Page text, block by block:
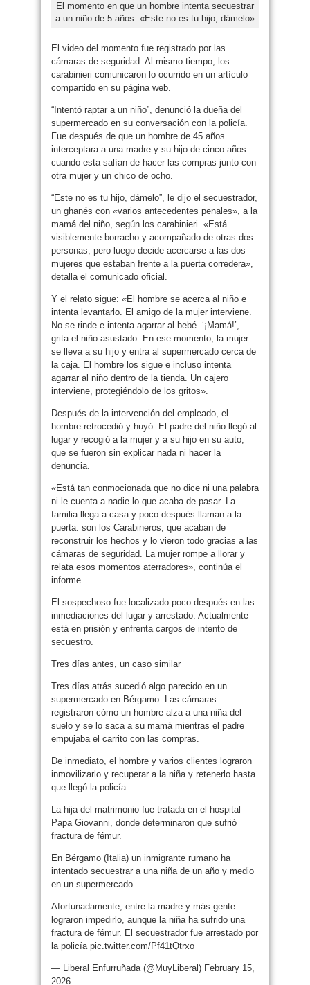
El momento en que un hombre intenta secuestrar
a un niño de 5 años: «Este no es tu hijo, dámelo»
El video del momento fue registrado por las
cámaras de seguridad. Al mismo tiempo, los
carabinieri comunicaron lo ocurrido en un artículo
compartido en su página web.
“Intentó raptar a un niño”, denunció la dueña del
supermercado en su conversación con la policía.
Fue después de que un hombre de 45 años
interceptara a una madre y su hijo de cinco años
cuando esta salían de hacer las compras junto con
otra mujer y un chico de ocho.
“Este no es tu hijo, dámelo”, le dijo el secuestrador,
un ghanés con «varios antecedentes penales», a la
mamá del niño, según los carabinieri. «Está
visiblemente borracho y acompañado de otras dos
personas, pero luego decide acercarse a las dos
mujeres que estaban frente a la puerta corredera»,
detalla el comunicado oficial.
Y el relato sigue: «El hombre se acerca al niño e
intenta levantarlo. El amigo de la mujer interviene.
No se rinde e intenta agarrar al bebé. ‘¡Mamá!’,
grita el niño asustado. En ese momento, la mujer
se lleva a su hijo y entra al supermercado cerca de
la caja. El hombre los sigue e incluso intenta
agarrar al niño dentro de la tienda. Un cajero
interviene, protegiéndolo de los gritos».
Después de la intervención del empleado, el
hombre retrocedió y huyó. El padre del niño llegó al
lugar y recogió a la mujer y a su hijo en su auto,
que se fueron sin explicar nada ni hacer la
denuncia.
«Está tan conmocionada que no dice ni una palabra
ni le cuenta a nadie lo que acaba de pasar. La
familia llega a casa y poco después llaman a la
puerta: son los Carabineros, que acaban de
reconstruir los hechos y lo vieron todo gracias a las
cámaras de seguridad. La mujer rompe a llorar y
relata esos momentos aterradores», continúa el
informe.
El sospechoso fue localizado poco después en las
inmediaciones del lugar y arrestado. Actualmente
está en prisión y enfrenta cargos de intento de
secuestro.
Tres días antes, un caso similar
Tres días atrás sucedió algo parecido en un
supermercado en Bérgamo. Las cámaras
registraron cómo un hombre alza a una niña del
suelo y se lo saca a su mamá mientras el padre
empujaba el carrito con las compras.
De inmediato, el hombre y varios clientes lograron
inmovilizarlo y recuperar a la niña y retenerlo hasta
que llegó la policía.
La hija del matrimonio fue tratada en el hospital
Papa Giovanni, donde determinaron que sufrió
fractura de fémur.
En Bérgamo (Italia) un inmigrante rumano ha
intentado secuestrar a una niña de un año y medio
en un supermercado
Afortunadamente, entre la madre y más gente
lograron impedirlo, aunque la niña ha sufrido una
fractura de fémur. El secuestrador fue arrestado por
la policía pic.twitter.com/Pf41tQtrxo
— Liberal Enfurruñada (@MuyLiberal) February 15,
2026